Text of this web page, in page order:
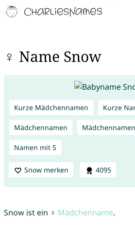
♀ Name Snow
Kurze Mädchennamen Kurze
Mädchennamen
Namen mit S
Snow merken 4095
Snow ist ein ♀ Mädchenname.